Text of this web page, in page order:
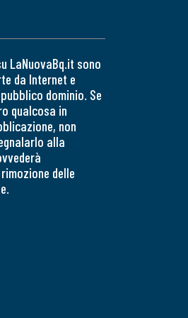
LaNuovaBq.it sono
da Internet e
dominio. Se
qualcosa in
non
alla
delle